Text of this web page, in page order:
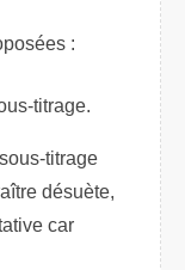
:
titrage.
titrage
désuète,
car